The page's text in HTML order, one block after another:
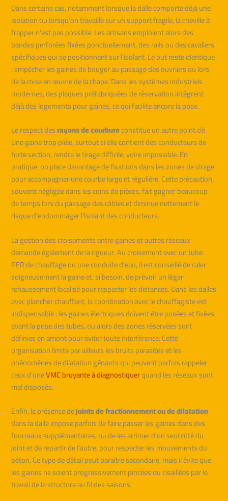
Dans certains cas, notamment lorsque la dalle comporte déjà une
isolation ou lorsqu’on travaille sur un support fragile, la cheville à
frapper n’est pas possible. Les artisans emploient alors des
bandes perforées fixées ponctuellement, des rails ou des cavaliers
spécifiques qui se positionnent sur l’isolant. Le but reste identique
: empêcher les gaines de bouger au passage des ouvriers ou lors
de la mise en œuvre de la chape. Dans les systèmes industriels
modernes, des plaques préfabriquées de réservation intègrent
déjà des logements pour gaines, ce qui facilite encore la pose.
Le respect desrayons de courbureconstitue un autre point clé.
Une gaine trop pliée, surtout si elle contient des conducteurs de
forte section, rendra le tirage difficile, voire impossible. En
pratique, on place davantage de fixations dans les zones de virage
pour accompagner une courbe large et régulière. Cette précaution,
souvent négligée dans les coins de pièces, fait gagner beaucoup
de temps lors du passage des câbles et diminue nettement le
risque d’endommager l’isolant des conducteurs.
La gestion des croisements entre gaines et autres réseaux
demande également de la rigueur. Au croisement avec un tube
PER de chauffage ou une conduite d’eau, il est conseillé de caler
soigneusement la gaine et, si besoin, de prévoir un léger
rehaussement localisé pour respecter les distances. Dans les dalles
avec plancher chauffant, la coordination avec le chauffagiste est
indispensable : les gaines électriques doivent être posées et fixées
avant la pose des tubes, ou alors des zones réservées sont
définies en amont pour éviter toute interférence. Cette
organisation limite par ailleurs les bruits parasites et les
phénomènes de dilatation gênants qui peuvent parfois rappeler
ceux d’uneVMC bruyante à diagnostiquerquand les réseaux sont
mal disposés.
Enfin, la présence dejoints de fractionnement ou de dilatation
dans la dalle impose parfois de faire passer les gaines dans des
fourreaux supplémentaires, ou de les arrimer d’un seul côté du
joint et de repartir de l’autre, pour respecter les mouvements du
béton. Ce type de détail peut paraître secondaire, mais il évite que
les gaines ne soient progressivement pincées ou cisaillées par le
travail de la structure au fil des saisons.